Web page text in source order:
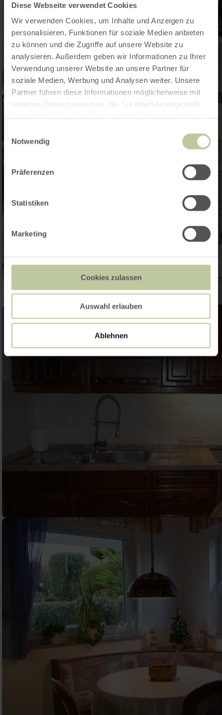
Diese Webseite verwendet Cookies
Wir verwenden Cookies, um Inhalte und Anzeigen zu
personalisieren, Funktionen für soziale Medien anbieten
zu können und die Zugriffe auf unsere Website zu
analysieren. Außerdem geben wir Informationen zu Ihrer
Verwendung unserer Website an unsere Partner für
soziale Medien, Werbung und Analysen weiter. Unsere
Partner führen diese Informationen möglicherweise mit
weiteren Daten zusammen, die Sie ihnen bereitgestellt
Notwendig
Präferenzen
Statistiken
Marketing
Cookies zulassen
Auswahl erlauben
Ablehnen